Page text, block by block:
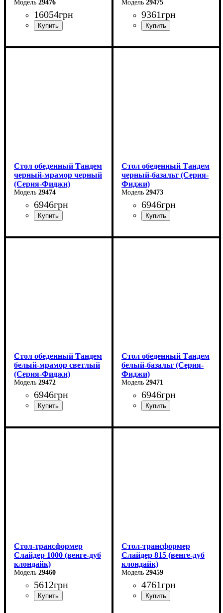
29476
16054грн
29475
9361грн
Ширина: 140 см
Стол обеденный Тандем
черный-мрамор черный
(Серия-Фиджи)
29474
6946грн
Ширина: 120 см
Стол обеденный Тандем
черный-базальт (Серия-
Фиджи)
29473
6946грн
Ширина: 120 см
Стол обеденный Тандем
белый-мрамор светлый
(Серия-Фиджи)
29472
6946грн
Ширина: 120 см
Стол обеденный Тандем
белый-базальт (Серия-
Фиджи)
29471
6946грн
Ширина: 120 см
Стол-трансформер
Слайдер 1000 (венге-дуб
клондайк)
29460
5612грн
Стол-трансформер
Слайдер 815 (венге-дуб
клондайк)
29459
4761грн